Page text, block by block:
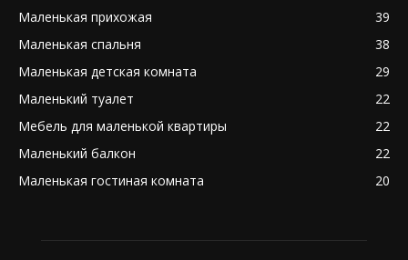
Маленькая прихожая
39
Маленькая спальня
38
Маленькая детская комната
29
Маленький туалет
22
Мебель для маленькой квартиры
22
Маленький балкон
22
Маленькая гостиная комната
20